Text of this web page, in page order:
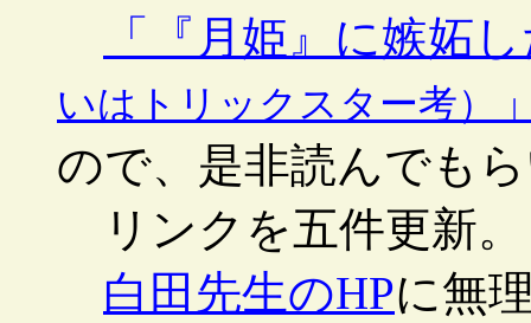
「『月姫』に嫉妬
いはトリックスター考）
ので、是非読んでも
リンクを五件更新。
白田先生のHPに無